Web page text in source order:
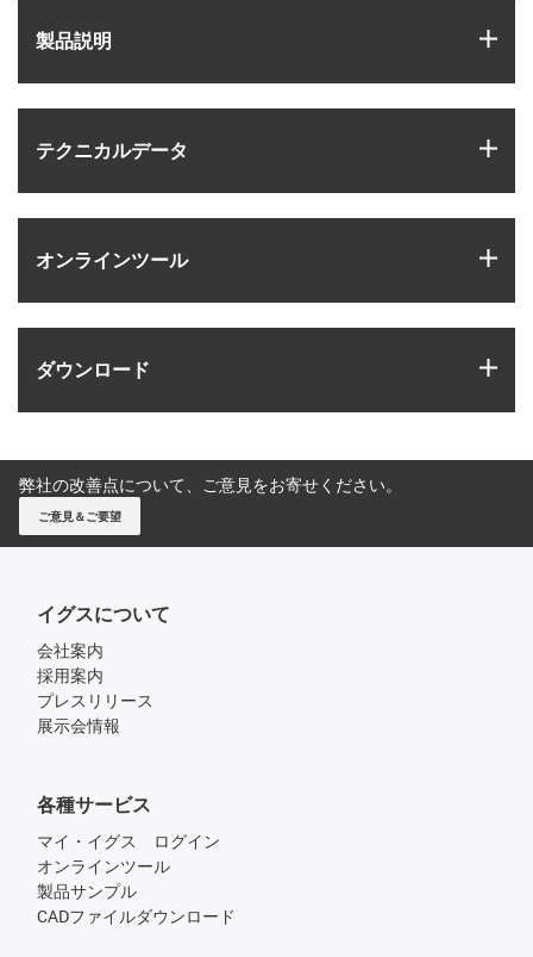
製品説明
テクニカルデータ
オンラインツール
ダウンロード
弊社の改善点について、ご意見をお寄せください。
ご意見＆ご要望
イグスについて
会社案内
採用案内
プレスリリース
展示会情報
各種サービス
マイ・イグス ログイン
オンラインツール
製品サンプル
CADファイルダウンロード